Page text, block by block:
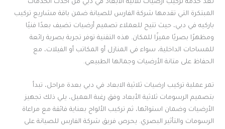
تُعد خدمة تركيب ارضيات ثلاثية الابعاد في دبي من أحدث الخدمات
المبتكرة التي تقدمها شركة الفارس للصيانة ضمن باقة مشاريع تركيب
باركيه في دبي، حيث تتيح للعملاء تصميم أرضيات تضيف بعدًا فنيًا
ومظهرًا بصريًا مميزًا للمكان. هذه التقنية توفر تجربة بصرية رائعة
للمساحات الداخلية، سواء في المنازل أو المكاتب أو الفيلات، مع
الحفاظ على متانة الأرضيات وجمالها الطبيعي.
تمر عملية تركيب ارضيات ثلاثية الابعاد في دبي بعدة مراحل، تبدأ
بتصميم الرسومات ثلاثية الأبعاد وفق رغبة العميل، يلي ذلك تجهيز
الأرضيات وضمان استوائها، ثم تركيب الألواح بعناية فائقة مع مراعاة
الرسومات والتأثير البصري. يحرص فريق شركة الفارس للصيانة على